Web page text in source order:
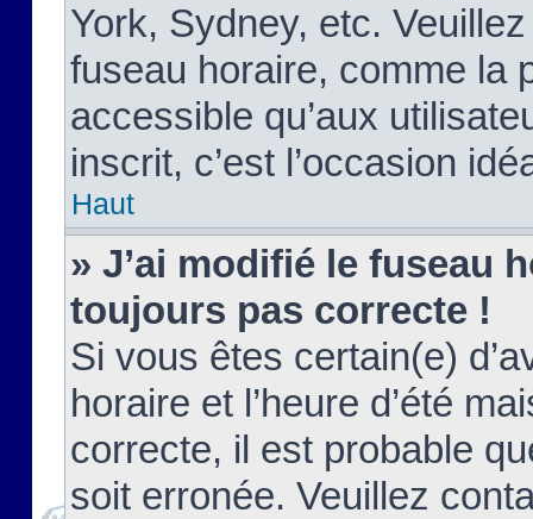
York, Sydney, etc.
fuseau horaire, comme la
accessible qu’aux
inscrit, c’est l’occasion
Haut
» J’ai modifié le fuseau
toujours pas correcte !
Si vous êtes certain(e)
horaire et l’heure d’été
correcte, il est probable
soit erronée. Veuillez